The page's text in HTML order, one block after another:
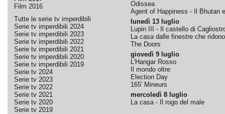
Film 2016
Tutte le serie tv imperdibili
Serie tv imperdibili 2024
Serie tv imperdibili 2023
Serie tv imperdibili 2022
Serie tv imperdibili 2021
Serie tv imperdibili 2020
Serie tv imperdibili 2019
Serie tv 2024
Serie tv 2023
Serie tv 2022
Serie tv 2021
Serie tv 2020
Serie tv 2019
Odissea
Agent of Happiness - Il Bhutan
lunedì 13 luglio
Lupin III - Il castello di
La casa dalle finestre che ridono
The Doors
giovedì 9 luglio
L'Hangar Rosso
Il mondo oltre
Election Day
165' Mineurs
mercoledì 8 luglio
La casa - Il rogo del male